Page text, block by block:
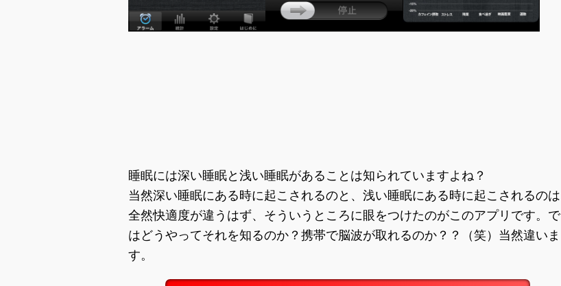
睡眠には深い睡眠と浅い睡眠があることは知られていますよね？
当然深い睡眠にある時に起こされるのと、浅い睡眠にある時に起こされるのは
全然快適度が違うはず、そういうところに眼をつけたのがこのアプリです。で
はどうやってそれを知るのか？携帯で脳波が取れるのか？？（笑）当然違いま
す。